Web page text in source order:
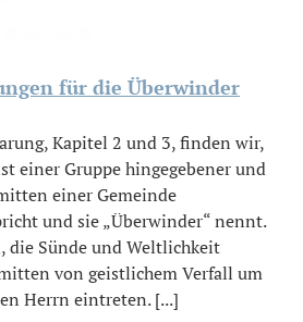
für die Überwinder
Kapitel 2 und 3, finden wir,
einer Gruppe hingegebener und
einer Gemeinde
und sie „Überwinder“ nennt.
die Sünde und Weltlichkeit
von geistlichem Verfall um
Herrn eintreten. [...]